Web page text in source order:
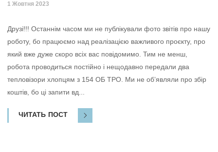
1 Жовтня 2023
Друзі!!! Останнім часом ми не публікували фото звітів про нашу
роботу, бо працюємо над реалізацією важливого проєкту, про
який вже дуже скоро всіх вас повідомимо. Тим не менш,
робота проводиться постійно і нещодавно передали два
тепловізори хлопцям з 154 ОБ ТРО. Ми не об’являли про збір
коштів, бо ці запити вд...
ЧИТАТЬ ПОСТ